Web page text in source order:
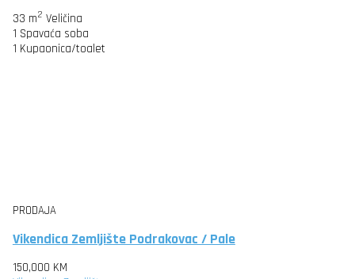
33 m2 Veličina
1 Spavaća soba
1 Kupaonica/toalet
PRODAJA
Vikendica Zemljište Podrakovac / Pale
150,000 KM